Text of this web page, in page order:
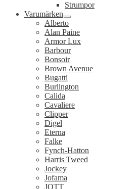
Strumpor
Varumärken
Expandera
undermeny
Alberto
Alan Paine
Armor Lux
Barbour
Bonsoir
Brown Avenue
Bugatti
Burlington
Calida
Cavaliere
Clipper
Digel
Eterna
Falke
Fynch-Hatton
Harris Tweed
Jockey
Jofama
JOTT